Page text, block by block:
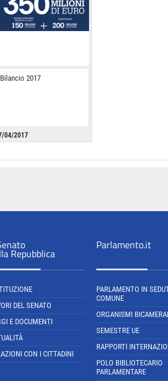
Bilancio 2017
04/2017
Repubblica
DEL SENATO
E DOCUMENTI
CON I CITTADINI
Parlamento.it
PARLAMENTO IN
COMUNE
ORGANISMI
SEMESTRE UE
RAPPORTI
POLO BIBLIOTECARIO
PARLAMENTARE